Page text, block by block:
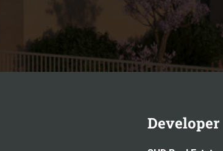
Developer